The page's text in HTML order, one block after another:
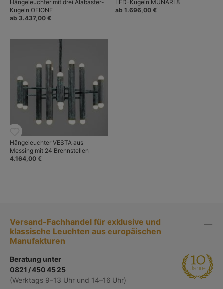
Hängeleuchter mit drei Alabaster-
Kugeln OFIONE
ab 3.437,00 €
LED-Kugeln MUNARI 8
ab 1.696,00 €
Hängeleuchter VESTA aus
Messing mit 24 Brennstellen
4.164,00 €
Versand-Fachhandel für exklusive und
klassische Leuchten aus europäischen
Manufakturen
Beratung unter
0821 / 450 45 25
(Werktags 9–13 Uhr und 14–16 Uhr)